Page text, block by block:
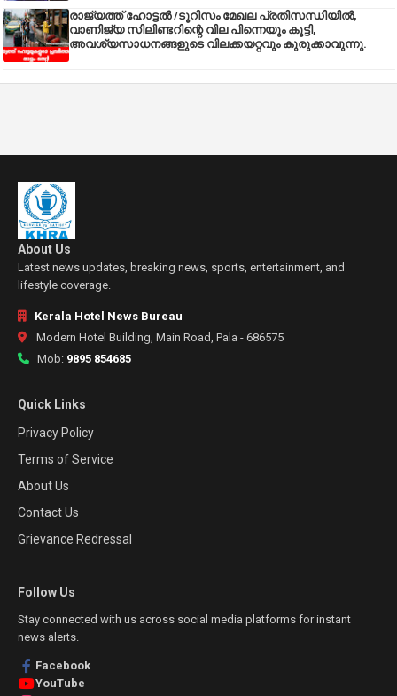
രാജ്യത്ത് ഹോട്ടൽ /ടൂറിസം മേഖല പ്രതിസന്ധിയിൽ,
വാണിജ്യ സിലിണ്ടറിന്റെ വില പിന്നെയും കൂട്ടി,
അവശ്യസാധനങ്ങളുടെ വിലക്കയറ്റവും കുരുക്കാവുന്നു.
About Us
Latest news updates, breaking news, sports, entertainment, and
lifestyle coverage.
Kerala Hotel News Bureau
Modern Hotel Building, Main Road, Pala - 686575
Mob: 9895 854685
Quick Links
Privacy Policy
Terms of Service
About Us
Contact Us
Grievance Redressal
Follow Us
Stay connected with us across social media platforms for instant
news alerts.
Facebook
YouTube